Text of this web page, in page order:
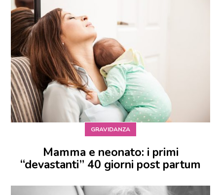
GRAVIDANZA
Mamma e neonato: i primi
“devastanti” 40 giorni post partum